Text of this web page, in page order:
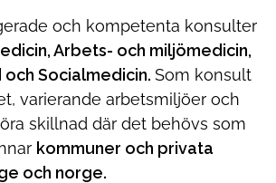
och kompetenta konsulter
Arbets- och miljömedicin,
Socialmedicin. Som konsult
varierande arbetsmiljöer och
skillnad där det behövs som
kommuner och privata
och norge.